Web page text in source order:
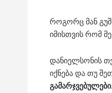
როგორც მან
იმისთვის რომ
დანიელსონის
იქნება და თუ